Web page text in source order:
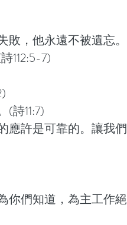
，他永遠不被遺忘。
112:5-7)
詩11:7)
應許是可靠的。讓我們
你們知道，為主工作絕